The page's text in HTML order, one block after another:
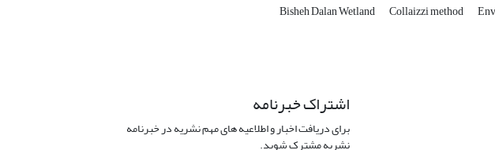
Bisheh Dalan Wetland Collaizzi method
اشتراک خبرنامه
برای دریافت اخبار و اطلاعیه های مهم نشریه در خبرنامه
نشریه مشترک شوید.